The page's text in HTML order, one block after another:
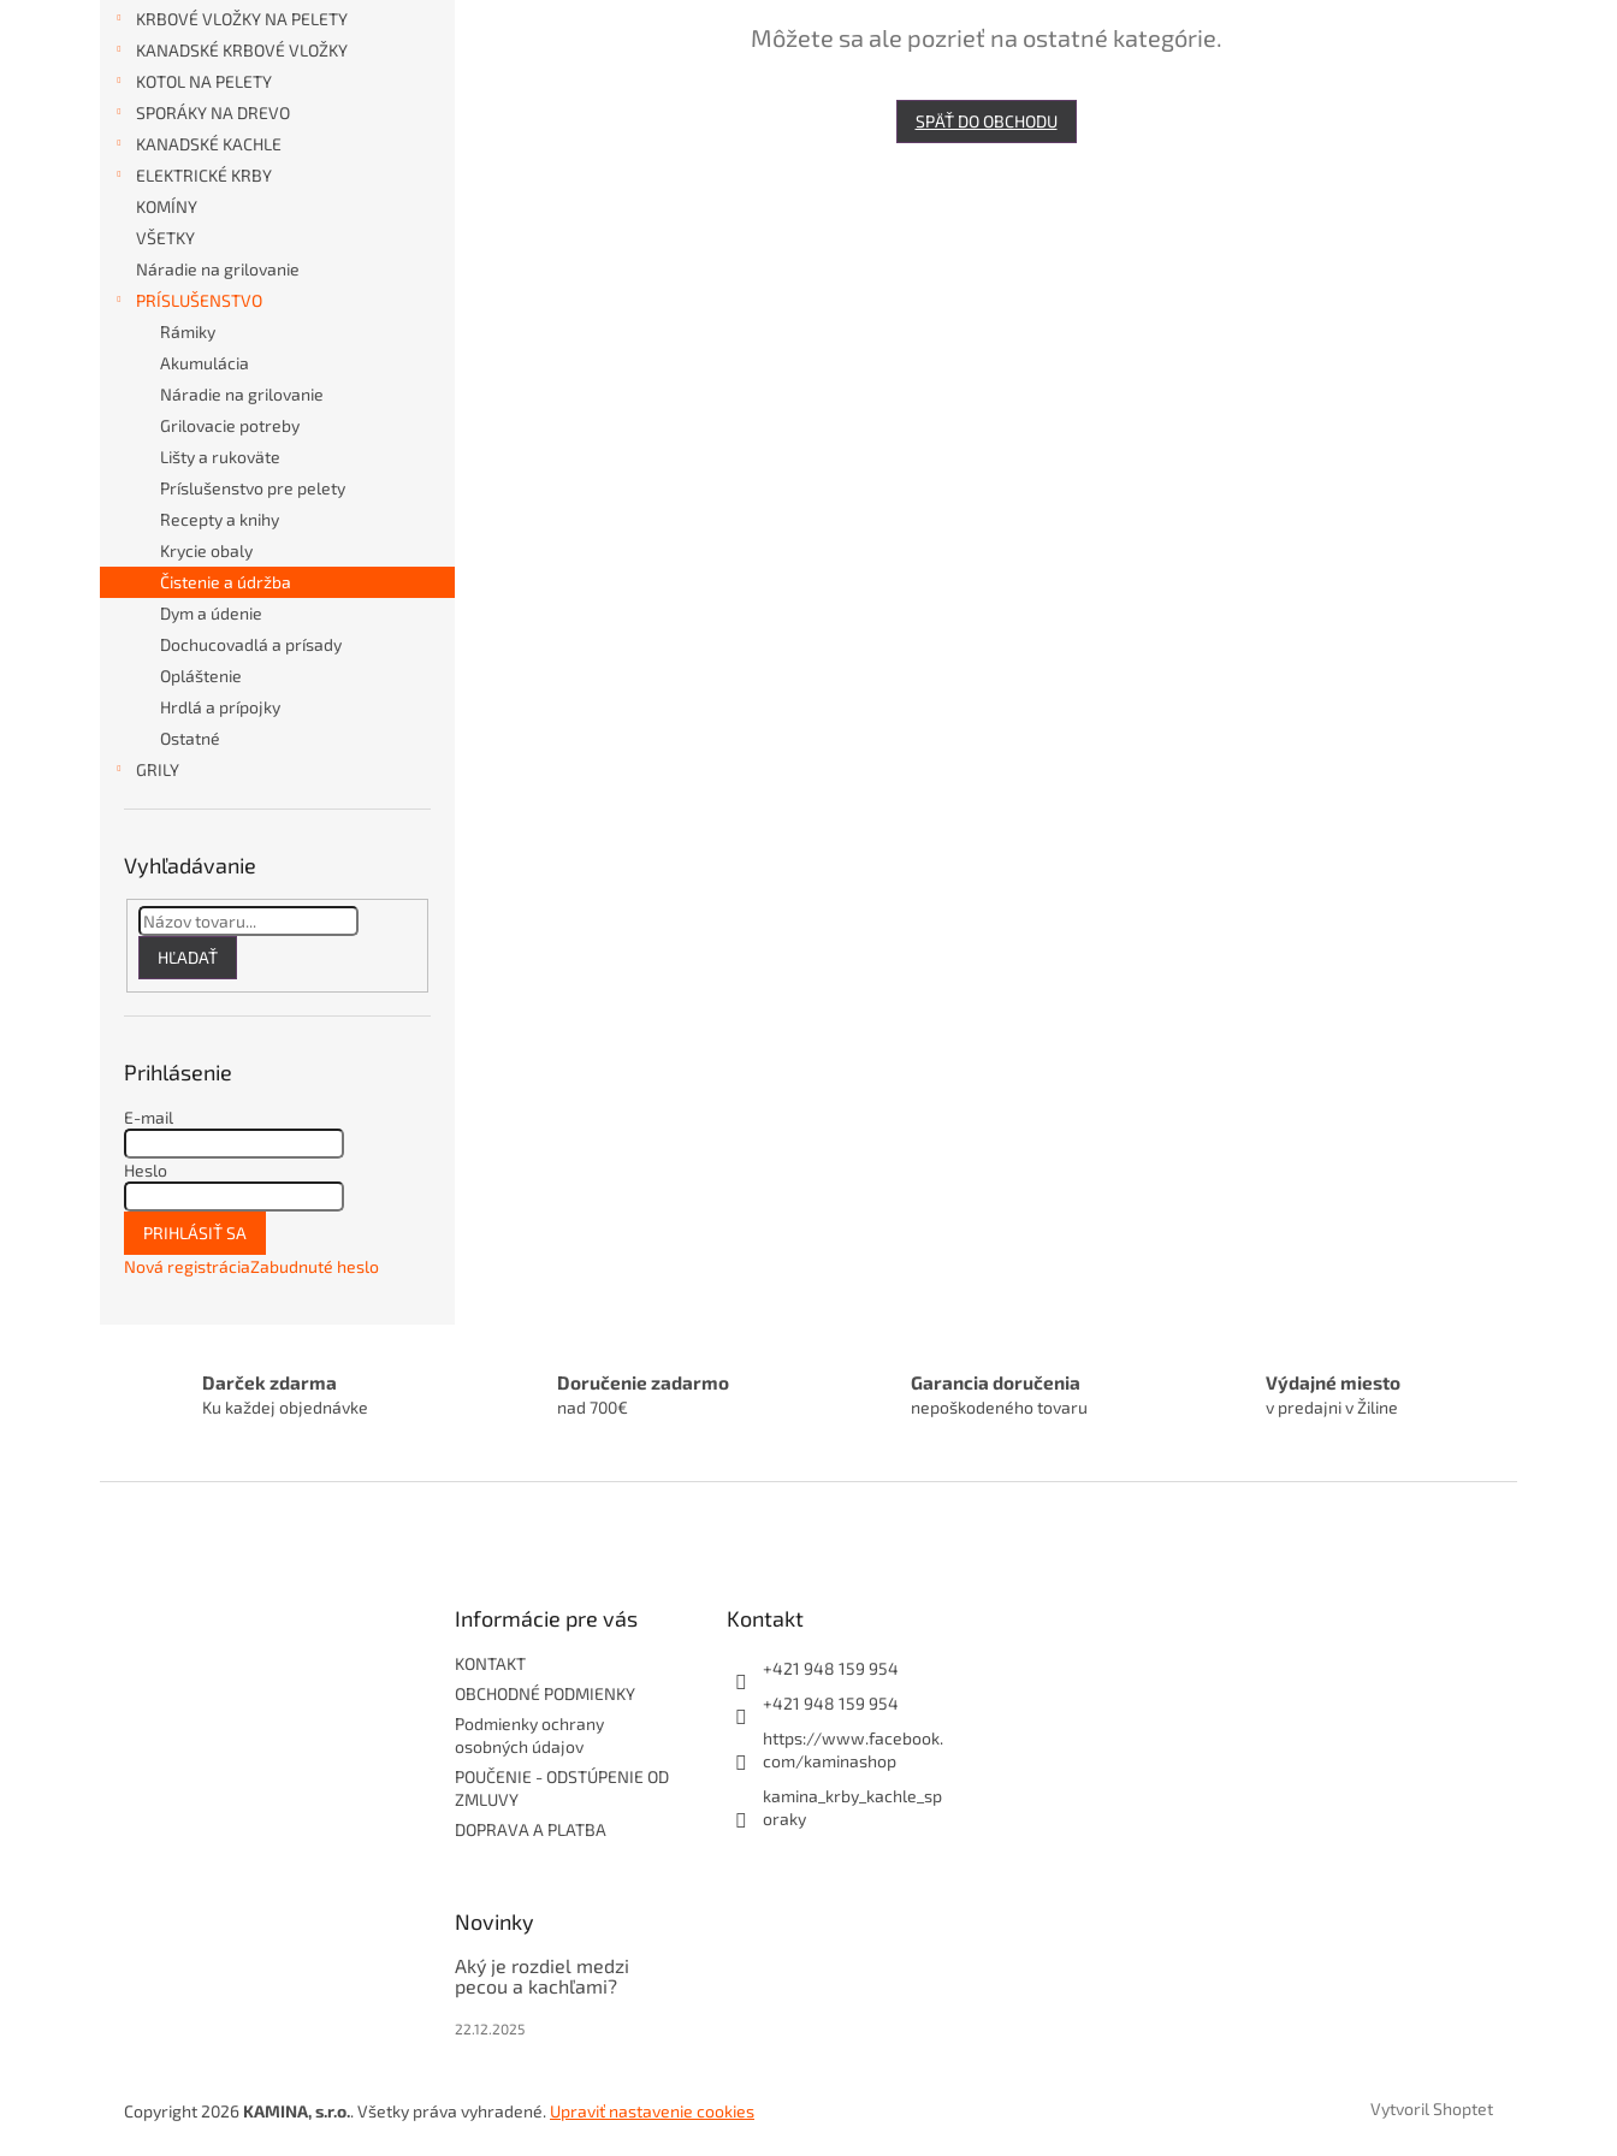
KRBOVÉ VLOŽKY NA PELETY
KANADSKÉ KRBOVÉ VLOŽKY
KOTOL NA PELETY
SPORÁKY NA DREVO
KANADSKÉ KACHLE
ELEKTRICKÉ KRBY
KOMÍNY
VŠETKY
Náradie na grilovanie
PRÍSLUŠENSTVO
Rámiky
Akumulácia
Náradie na grilovanie
Grilovacie potreby
Lišty a rukoväte
Príslušenstvo pre pelety
Recepty a knihy
Krycie obaly
Čistenie a údržba
Dym a údenie
Dochucovadlá a prísady
Opláštenie
Hrdlá a prípojky
Ostatné
GRILY
Vyhľadávanie
HĽADAŤ
Prihlásenie
E-mail
Heslo
PRIHLÁSIŤ SA
Nová registráciaZabudnuté heslo
Môžete sa ale pozrieť na ostatné kategórie.
SPÄŤ DO OBCHODU
Darček zdarma
Ku každej objednávke
Doručenie zadarmo
nad 700€
Garancia doručenia
nepoškodeného tovaru
Výdajné miesto
v predajni v Žiline
Informácie pre vás
KONTAKT
OBCHODNÉ PODMIENKY
Podmienky ochrany
osobných údajov
POUČENIE - ODSTÚPENIE OD
ZMLUVY
DOPRAVA A PLATBA
Kontakt
+421 948 159 954
+421 948 159 954
https://www.facebook.
com/kaminashop
kamina_krby_kachle_sp
oraky
Novinky
Aký je rozdiel medzi
pecou a kachľami?
22.12.2025
Vytvoril Shoptet
Copyright 2026 KAMINA, s.r.o.. Všetky práva vyhradené. Upraviť nastavenie cookies